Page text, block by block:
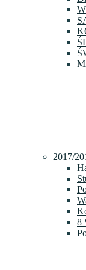
2017/
8